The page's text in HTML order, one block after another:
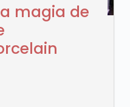
magia de